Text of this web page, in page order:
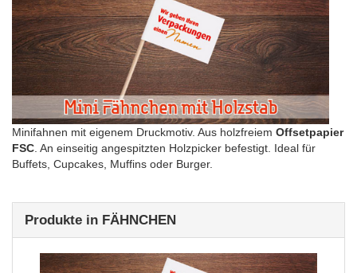
Minifahnen mit eigenem Druckmotiv. Aus holzfreiem Offsetpapier
FSC. An einseitig angespitzten Holzpicker befestigt. Ideal für
Buffets, Cupcakes, Muffins oder Burger.
Produkte in FÄHNCHEN